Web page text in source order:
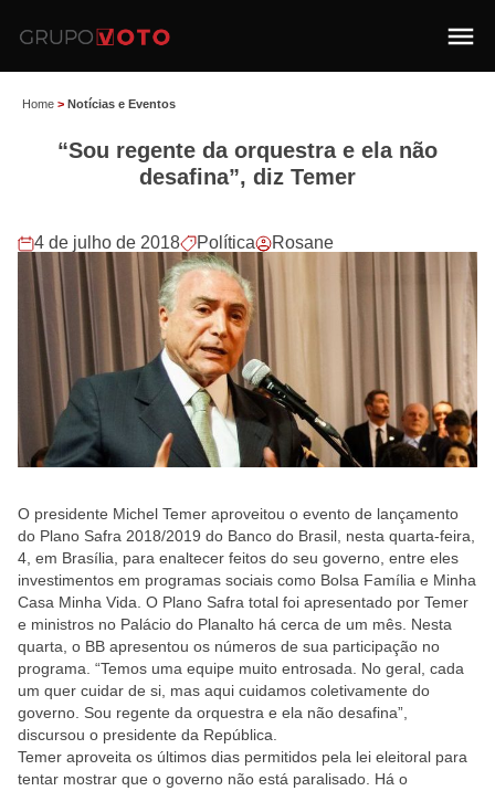
Home > Notícias e Eventos
“Sou regente da orquestra e ela não
desafina”, diz Temer
4 de julho de 2018 Política Rosane
O presidente Michel Temer aproveitou o evento de lançamento
do Plano Safra 2018/2019 do Banco do Brasil, nesta quarta-feira,
4, em Brasília, para enaltecer feitos do seu governo, entre eles
investimentos em programas sociais como Bolsa Família e Minha
Casa Minha Vida. O Plano Safra total foi apresentado por Temer
e ministros no Palácio do Planalto há cerca de um mês. Nesta
quarta, o BB apresentou os números de sua participação no
programa. “Temos uma equipe muito entrosada. No geral, cada
um quer cuidar de si, mas aqui cuidamos coletivamente do
governo. Sou regente da orquestra e ela não desafina”,
discursou o presidente da República.
Temer aproveita os últimos dias permitidos pela lei eleitoral para
tentar mostrar que o governo não está paralisado. Há o